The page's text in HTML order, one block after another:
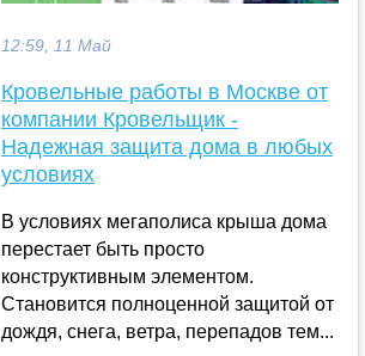
12:59, 11 Май
Кровельные работы в Москве от
компании Кровельщик -
Надежная защита дома в любых
условиях
В условиях мегаполиса крыша дома
перестает быть просто
конструктивным элементом.
Становится полноценной защитой от
дождя, снега, ветра, перепадов тем...